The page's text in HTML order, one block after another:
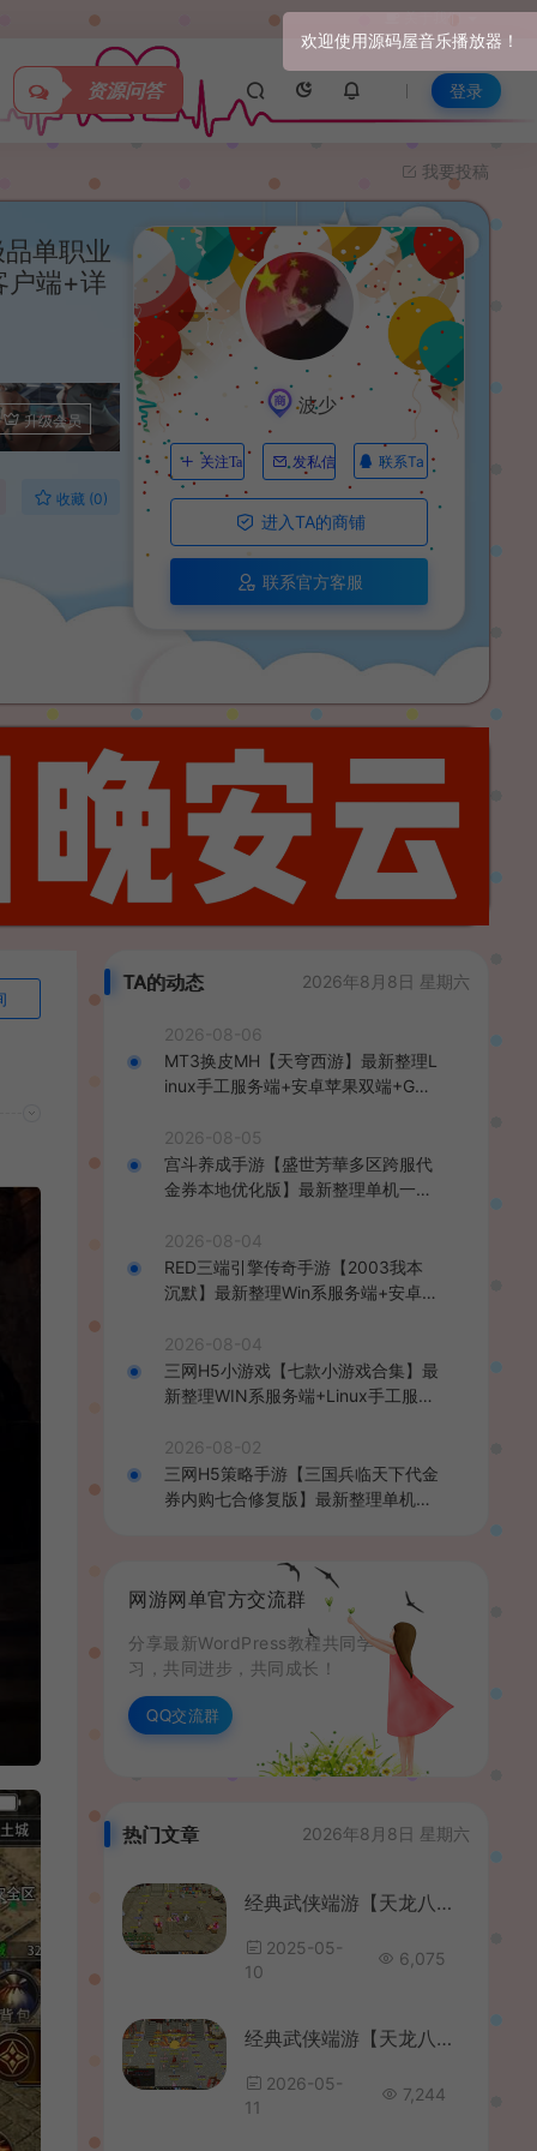
关于我们
资源问答 登录
我要投稿
单职业
户端+详
升级会员
收藏 (0)
波少
关注Ta 发私信 联系Ta
进入TA的商铺
联系官方客服
TA的动态 2026年8月8日 星期六
2026-08-06
MT3换皮MH【天穹西游】最新整理L
inux手工服务端+安卓苹果双端+GM
教程
2026-08-05
宫斗养成手游【盛世芳華多区跨服代
金券本地优化版】最新整理单机一键
后台+安卓+详细搭建教程
2026-08-04
RED三端引擎传奇手游【2003我本
沉默】最新整理Win系服务端+安卓苹
2026-08-04
三网H5小游戏【七款小游戏合集】最
新整理WIN系服务端+Linux手工服务
2026-08-02
三网H5策略手游【三国兵临天下代金
券内购七合修复版】最新整理单机一
端+详细搭建教程+视频教程
网游网单官方交流群
分享最新WordPress教程共同学
习，共同进步，共同成长！
QQ交流群
热门文章 2026年8月8日 星期六
经典武侠端游【天龙八部之星辰轮回】最新整理单机一键即玩镜像端+Linux手工服务端+PC客户端+GM工具+详细搭建教程
2025-05-
10
6,075
经典武侠端游【天龙八部之全民争霸】最新整理单机一键即玩镜像端+Linux手工服务端+PC客户端+GM工具+详细搭建教程
2026-05-
11
7,244